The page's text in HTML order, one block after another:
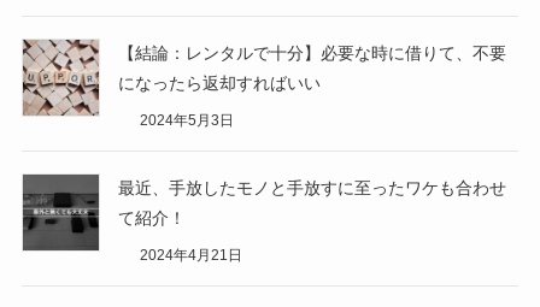
【結論：レンタルで十分】必要な時に借りて、不要
になったら返却すればいい
2024年5月3日
最近、手放したモノと手放すに至ったワケも合わせ
て紹介！
2024年4月21日